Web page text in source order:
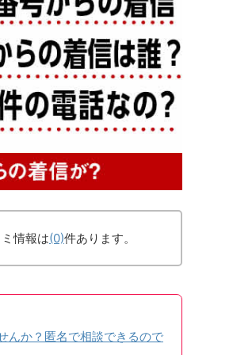
情報は(0)件あります。
んか？匿名で相談できるので